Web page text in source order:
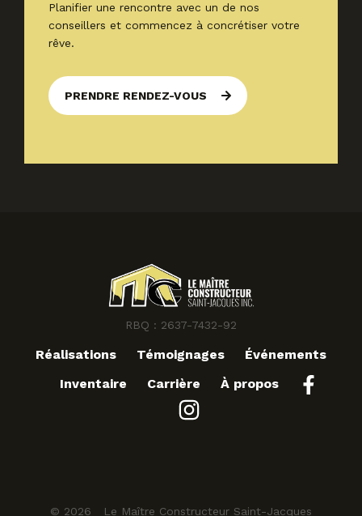
Planifier une rencontre avec un de nos
conseillers et commencez à concrétiser votre
rêve.
PRENDRE RENDEZ-VOUS
RBQ : 2637-7432-92
Réalisations Témoignages
Événements
Inventaire
Carrière À propos
© 2026 Le Maître Constructeur Saint-Jacques